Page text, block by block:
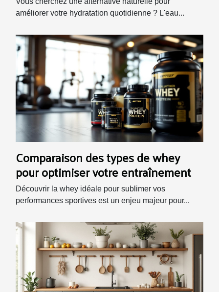
améliorer votre hydratation quotidienne ? L'eau...
Comparaison des types de whey
pour optimiser votre entraînement
Découvrir la whey idéale pour sublimer vos
performances sportives est un enjeu majeur pour...